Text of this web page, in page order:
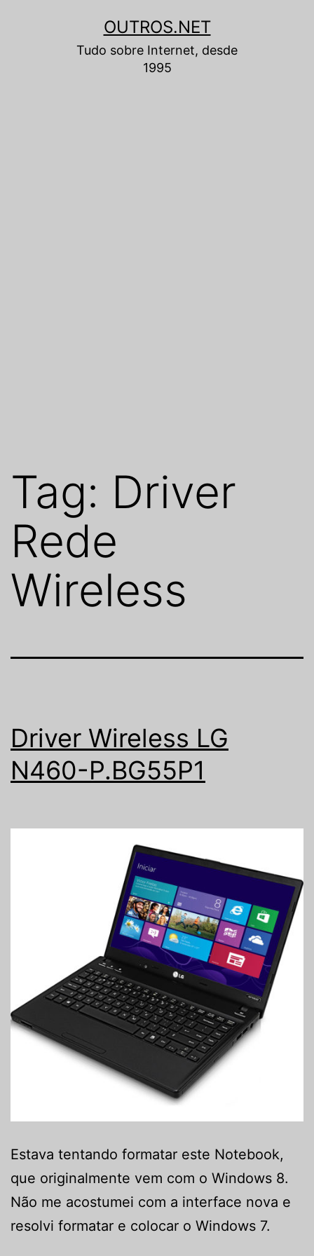
OUTROS.NET
Tudo sobre Internet, desde
1995
Tag: Driver
Rede
Wireless
Driver Wireless LG
N460-P.BG55P1
Estava tentando formatar este Notebook,
que originalmente vem com o Windows 8.
Não me acostumei com a interface nova e
resolvi formatar e colocar o Windows 7.